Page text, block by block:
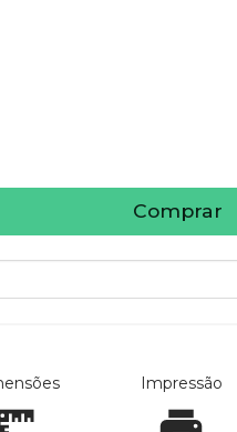
Comprar
Impressão